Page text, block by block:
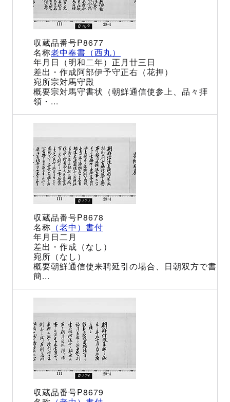
P8677
老中奉書（西丸）
（明和二年）正月廿三日
阿部伊予守正右（花押）
宗対馬守殿
宗対馬守書状（朝鮮通信使参上、品々拝
領・...
P8678
（老中）書付
二月
（なし）
（なし）
朝鮮通信使来聘延引の場合、日朝双方で書
簡...
P8679